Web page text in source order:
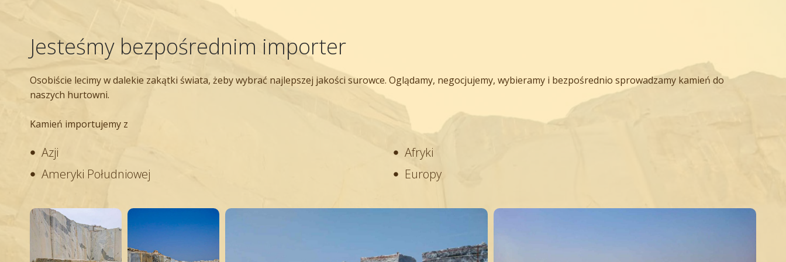
Jesteśmy bezpośrednim importer
Osobiście lecimy w dalekie zakątki świata, żeby wybrać najlepszej jakości surowce. Oglądamy, negocjujemy, wybieramy i bezpośrednio sprowadzamy kamień do
naszych hurtowni.
Kamień importujemy z
Azji
Afryki
Ameryki Południowej
Europy